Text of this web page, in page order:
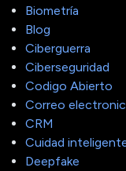
Biometría
Blog
Ciberguerra
Ciberseguridad
Codigo Abierto
Correo
CRM
Cuidad
Deepfake